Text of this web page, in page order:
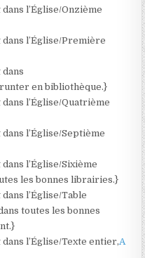
l’Église/Onzième
dans l’Église/Première
dans
en bibliothèque.}
l’Église/Quatrième
l’Église/Septième
l’Église/Sixième
les bonnes librairies.}
l’Église/Table
toutes les bonnes
l’Église/Texte entier,A